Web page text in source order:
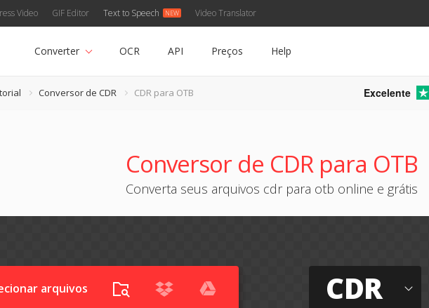
Video GIF Editor Text to Speech Video Translator
Converter OCR API Preços Help
Conversor de CDR CDR para OTB Excelente
Conversor de CDR para OTB
Converta seus arquivos cdr para otb online e grátis
arquivos CDR